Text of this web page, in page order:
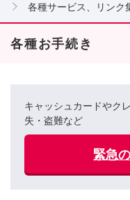
各種サービス、リンク
各種お手続き
キャッシュカードやク
失・盗難など
緊急